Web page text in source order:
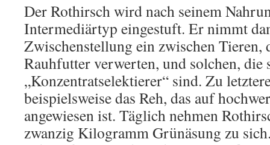
Der Rothirsch wird nach seinem
Intermediärtyp eingestuft. Er nimmt
Zwischenstellung ein zwischen Tieren,
Rauhfutter verwerten, und solchen, die
„Konzentratselektierer“ sind. Zu
beispielsweise das Reh, das auf
angewiesen ist. Täglich nehmen
zwanzig Kilogramm Grünäsung zu